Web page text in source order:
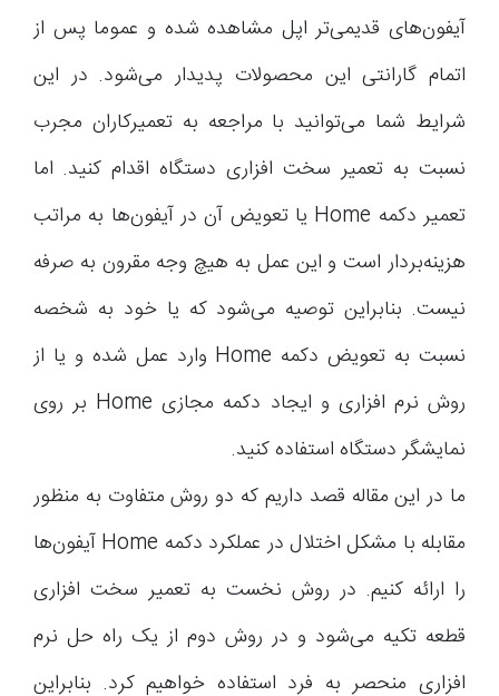
آیفون‌های قدیمی‌تر اپل مشاهده شده و عموما پس از
اتمام گارانتی این محصولات پدیدار می‌شود. در این
شرایط شما می‌توانید با مراجعه به تعمیرکاران مجرب
نسبت به تعمیر سخت افزاری دستگاه اقدام کنید. اما
تعمیر دکمه Home یا تعویض آن در آیفون‌ها به مراتب
هزینه‌بردار است و این عمل به هیچ وجه مقرون به صرفه
نیست. بنابراین توصیه می‌شود که یا خود به شخصه
نسبت به تعویض دکمه Home وارد عمل شده و یا از
روش نرم افزاری و ایجاد دکمه مجازی Home بر روی
نمایشگر دستگاه استفاده کنید.
ما در این مقاله قصد داریم که دو روش متفاوت به منظور
مقابله با مشکل اختلال در عملکرد دکمه Home آیفون‌ها
را ارائه کنیم. در روش نخست به تعمیر سخت افزاری
قطعه تکیه می‌شود و در روش دوم از یک راه حل نرم
افزاری منحصر به فرد استفاده خواهیم کرد. بنابراین